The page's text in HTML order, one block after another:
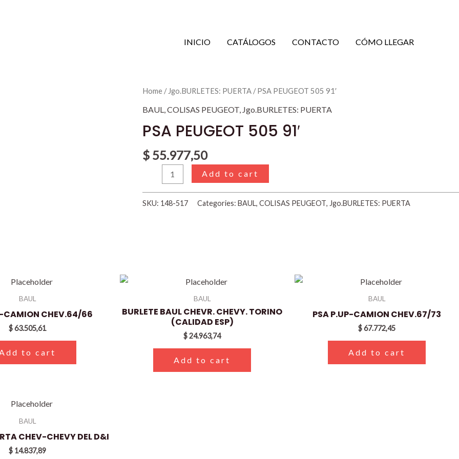
INICIO CATÁLOGOS CONTACTO CÓMO LLEGAR
Home/ Jgo.BURLETES: PUERTA/ PSA PEUGEOT 505 91′
BAUL COLISAS PEUGEOT, Jgo.BURLETES: PUERTA
PSA PEUGEOT 505 91′
$55.977,50
PSA
91'
Add to cart
SKU: 148-517 Categories: BAUL, COLISAS PEUGEOT, Jgo.BURLETES: PUERTA
BAUL
CAMION CHEV.64/66
$63.505,61
to cart
BAUL
BURLETE BAUL CHEVR. CHEVY. TORINO
(CALIDAD ESP)
$24.963,74
Add to cart
BAUL
PSA P.UP-CAMION CHEV.67/73
$67.772,45
Add to cart
BAUL
CHEV-CHEVY DEL D&I
$ 14.837,89